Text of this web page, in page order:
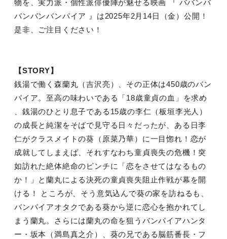
物を、実力派・個性派俳優陣が魅せる映画 『 ババンバ
バンバンバンパイア 』は2025年2月14日（金）公開！
是非、ご注目ください！
【STORY】
銭湯で働く森蘭丸（吉沢亮）、その正体は450歳のバン
パイア。至高の味わいである「18歳童貞の血」を求め
、銭湯のひとり息子である15歳の李仁（板垣李光人）
の成長と純潔をそばで見守る日々だったが、ある日李
仁がクラスメイトの葵（原菜乃華）に一目惚れ！恋が
成就してしまえば、それすなわち童貞喪失の危機！突
如訪れた絶体絶命のピンチに「恋をさせてはなるもの
か！」と蘭丸による決死の童貞喪失阻止作戦が幕を開
ける！ ところが、そう意気込んで葵の家を訪ねるも、
バンパイアオタクである葵から逆に恋心を抱かれてし
まう蘭丸。さらには蘭丸の命を狙うバンパイアハンタ
ー・坂本（満島真之介）、葵の兄である脳筋番長・フ